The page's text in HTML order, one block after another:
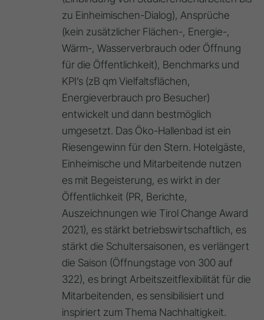
zu Einheimischen-Dialog), Ansprüche
(kein zusätzlicher Flächen-, Energie-,
Wärm-, Wasserverbrauch oder Öffnung
für die Öffentlichkeit), Benchmarks und
KPI’s (zB qm Vielfaltsflächen,
Energieverbrauch pro Besucher)
entwickelt und dann bestmöglich
umgesetzt. Das Öko-Hallenbad ist ein
Riesengewinn für den Stern. Hotelgäste,
Einheimische und Mitarbeitende nutzen
es mit Begeisterung, es wirkt in der
Öffentlichkeit (PR, Berichte,
Auszeichnungen wie Tirol Change Award
2021), es stärkt betriebswirtschaftlich, es
stärkt die Schultersaisonen, es verlängert
die Saison (Öffnungstage von 300 auf
322), es bringt Arbeitszeitflexibilität für die
Mitarbeitenden, es sensibilisiert und
inspiriert zum Thema Nachhaltigkeit.